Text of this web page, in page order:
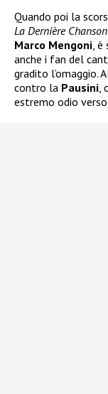
Quando poi la
La Dernière
Marco Mengoni ,
anche i fan del
gradito l’omaggio.
contro la Pausini
estremo odio